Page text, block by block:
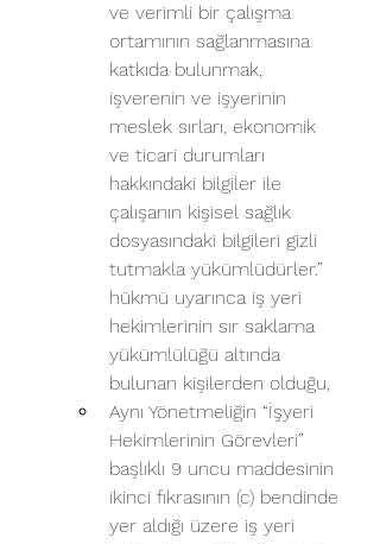
ve verimli bir çalışma
ortamının sağlanmasına
katkıda bulunmak,
işverenin ve işyerinin
meslek sırları, ekonomik
ve ticari durumları
hakkındaki bilgiler ile
çalışanın kişisel sağlık
dosyasındaki bilgileri gizli
tutmakla yükümlüdürler.”
hükmü uyarınca iş yeri
hekimlerinin sır saklama
yükümlülüğü altında
bulunan kişilerden olduğu,
Aynı Yönetmeliğin “İşyeri
Hekimlerinin Görevleri”
başlıklı 9 uncu maddesinin
ikinci fıkrasının (c) bendinde
yer aldığı üzere iş yeri